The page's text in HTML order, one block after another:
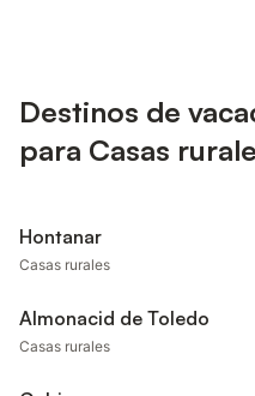
Destinos de
para Casas
Hontanar
Casas rurales
Almonacid de Toledo
Casas rurales